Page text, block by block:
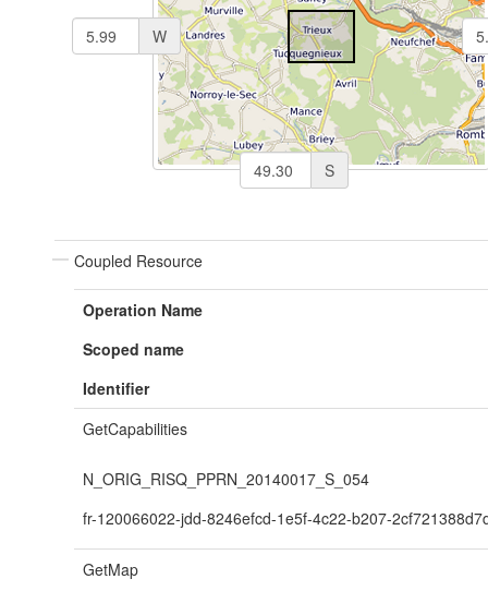
S
W
Coupled Resource
Operation Name
Scoped name
Identifier
GetCapabilities
N_ORIG_RISQ_PPRN_20140017_S_054
fr-120066022-jdd-8246efcd-1e5f-4c22-b207-
GetMap